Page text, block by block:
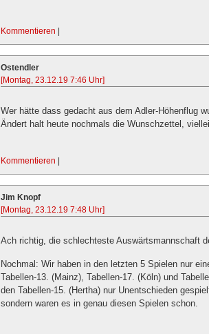
Kommentieren |
Ostendler
[Montag, 23.12.19 7:46 Uhr]
Wer hätte dass gedacht aus dem Adler-Höhenflug
Ändert halt heute nochmals die Wunschzettel,
Kommentieren |
Jim Knopf
[Montag, 23.12.19 7:48 Uhr]
Ach richtig, die schlechteste Auswärtsmannschaft
Nochmal: Wir haben in den letzten 5 Spielen nur
Tabellen-13. (Mainz), Tabellen-17. (Köln) und
den Tabellen-15. (Hertha) nur Unentschieden
sondern waren es in genau diesen Spielen schon.